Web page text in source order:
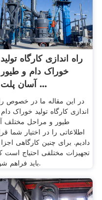
راه اندازی کارگاه تولید
خوراک دام و طیور
آسان پلت ...
در این مقاله ما در خصوص
اندازی کارگاه تولید خوراک
طیور و مراحل مختلف
اطلاعاتی را در اختیار شما
دادیم. برای چنین کارگاهی
تجهیزات مختلفی احتیاج است
باید فراهم شود.